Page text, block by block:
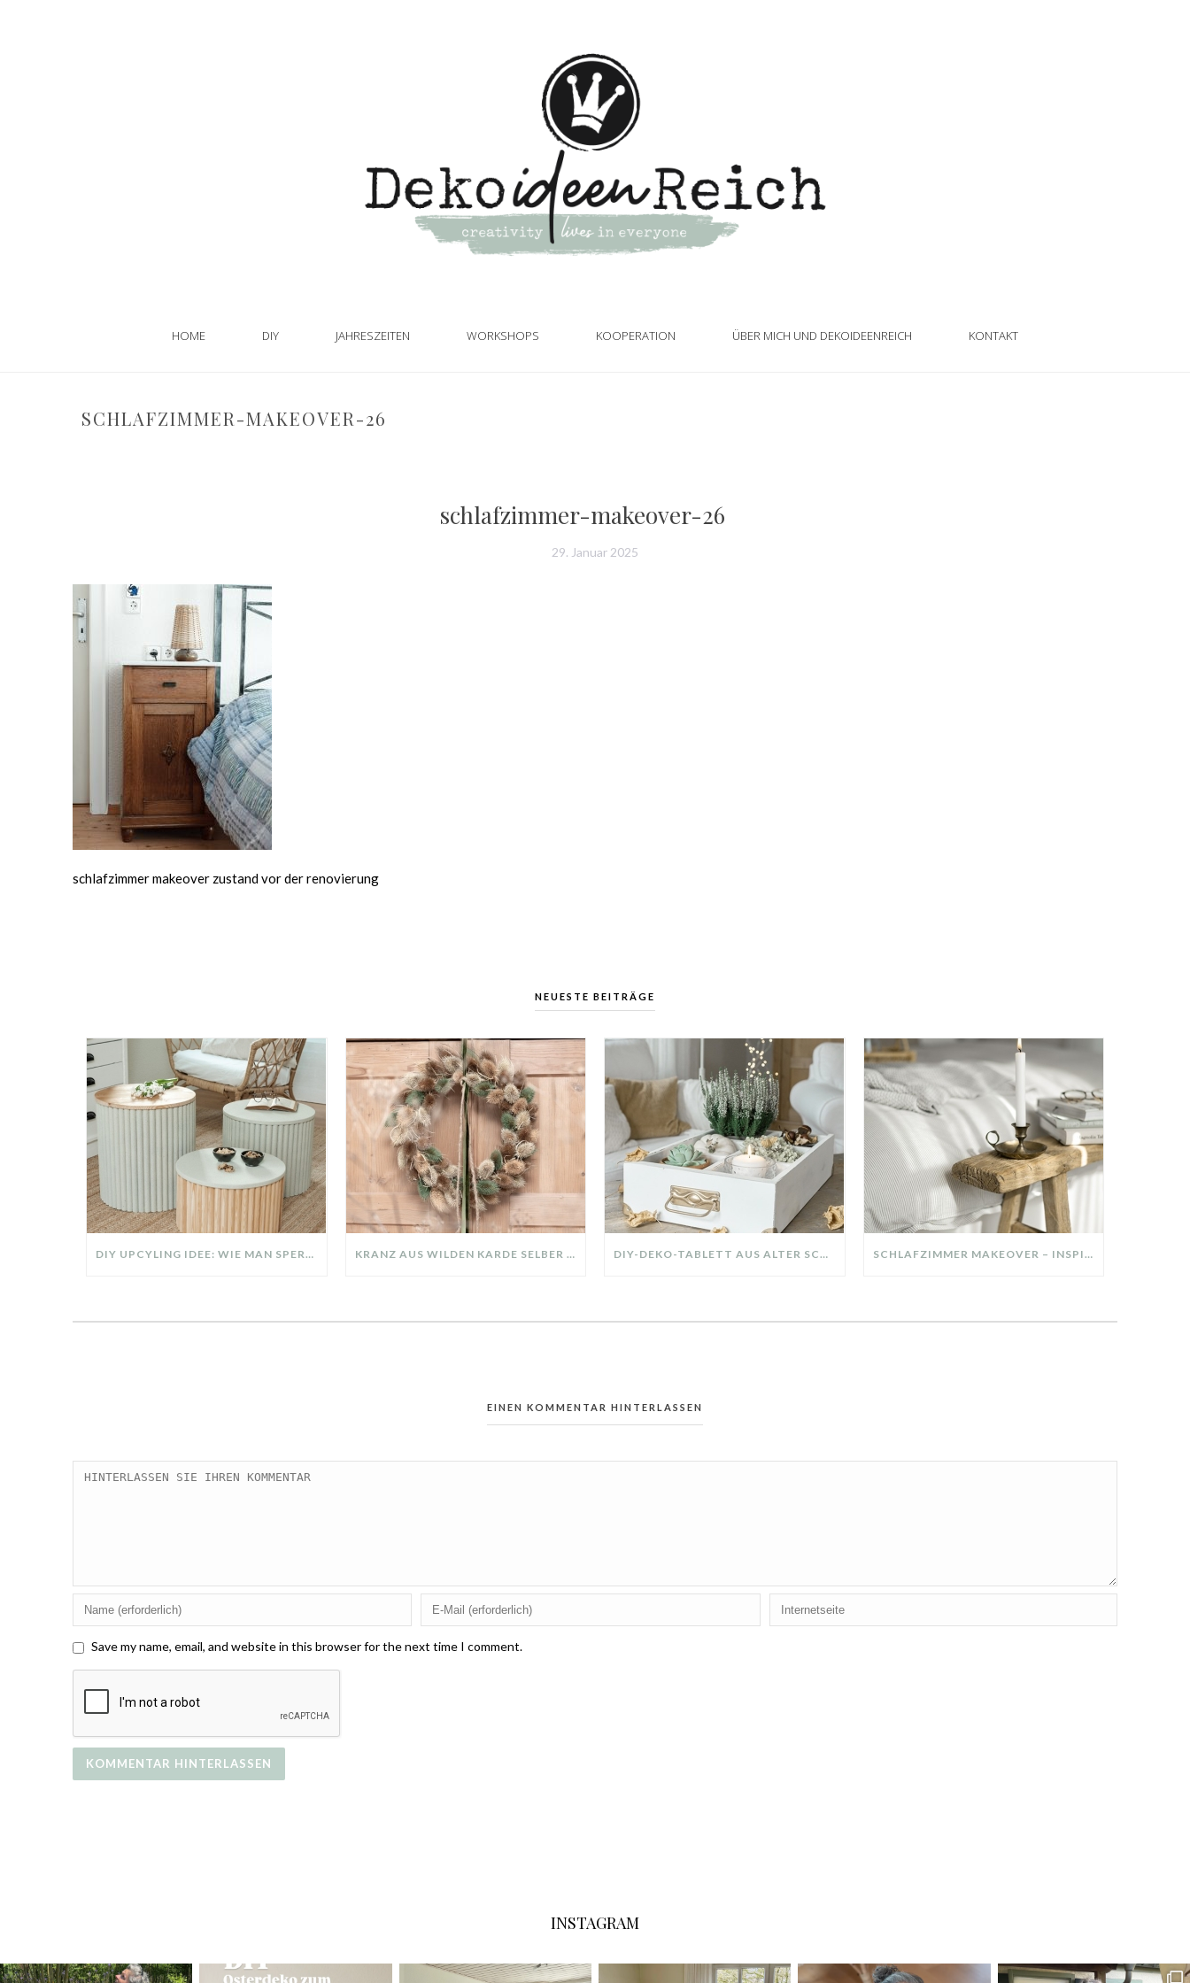
HOME DIY JAHRESZEITEN WORKSHOPS KOOPERATION ÜBER MICH UND DEKOIDEENREICH KONTAKT
SCHLAFZIMMER-MAKEOVER-26
schlafzimmer-makeover-26
29. Januar 2025
schlafzimmer makeover zustand vor der renovierung
NEUESTE BEITRÄGE
DIY UPCYLING IDEE: WIE MAN SPERRMÜLL IN EIN DESIGNER TEIL VERWANDELT KRANZ AUS WILDEN KARDE SELBER MACHEN: HERBSTDEKO GANZ EINFACH DIY-DEKO-TABLETT AUS ALTER SCHUBLADE – NACHHALTIGE HERBSTDEKO SELBER MACHEN! SCHLAFZIMMER MAKEOVER – INSPIRATION FÜR DEIN SCHLAFZIMMER: AUS ALT MACH NEU – HELL, GEMÜTLICH UND EINLADEND
EINEN KOMMENTAR HINTERLASSEN
Save my name, email, and website in this browser for the next time I comment.
INSTAGRAM